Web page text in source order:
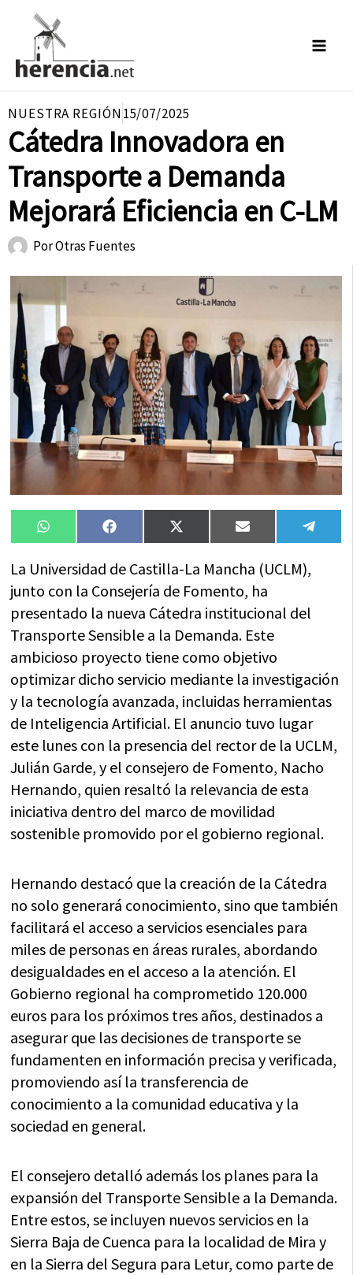
contenido
NUESTRA REGIÓN15/07/2025
Cátedra Innovadora en
Transporte a Demanda
Mejorará Eficiencia en C-LM
PorOtras Fuentes
Compartir
en
WhatsAppCompartir
en
FacebookCompartir
en
X
(Twitter)
Compartir
en
Email
en
La Universidad de Castilla-La Mancha (UCLM),
junto con la Consejería de Fomento, ha
presentado la nueva Cátedra institucional del
Transporte Sensible a la Demanda. Este
ambicioso proyecto tiene como objetivo
optimizar dicho servicio mediante la investigación
y la tecnología avanzada, incluidas herramientas
de Inteligencia Artificial. El anuncio tuvo lugar
este lunes con la presencia del rector de la UCLM,
Julián Garde, y el consejero de Fomento, Nacho
Hernando, quien resaltó la relevancia de esta
iniciativa dentro del marco de movilidad
sostenible promovido por el gobierno regional.
Hernando destacó que la creación de la Cátedra
no solo generará conocimiento, sino que también
facilitará el acceso a servicios esenciales para
miles de personas en áreas rurales, abordando
desigualdades en el acceso a la atención. El
Gobierno regional ha comprometido 120.000
euros para los próximos tres años, destinados a
asegurar que las decisiones de transporte se
fundamenten en información precisa y verificada,
promoviendo así la transferencia de
conocimiento a la comunidad educativa y la
sociedad en general.
El consejero detalló además los planes para la
expansión del Transporte Sensible a la Demanda.
Entre estos, se incluyen nuevos servicios en la
Sierra Baja de Cuenca para la localidad de Mira y
en la Sierra del Segura para Letur, como parte de